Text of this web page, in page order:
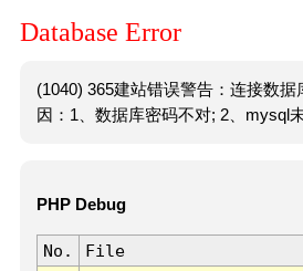
Database Error
(1040) 365建站错误警告：连接数据
因：1、数据库密码不对; 2、mysql未
PHP Debug
No. File